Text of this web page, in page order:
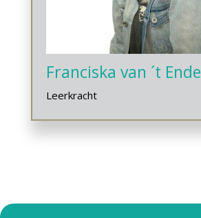
Franciska van ´t Ende
Leerkracht